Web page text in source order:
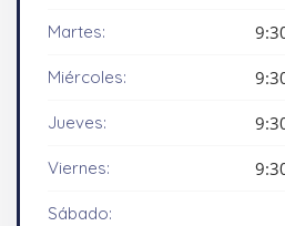
Martes:
Miércoles:
Jueves:
Viernes:
Sábado: